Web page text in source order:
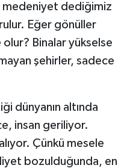
medeniyet dediğimiz
Eğer gönüller
Binalar yükselse
şehirler, sadece
dünyanın altında
insan geriliyor.
Çünkü mesele
bozulduğunda, en